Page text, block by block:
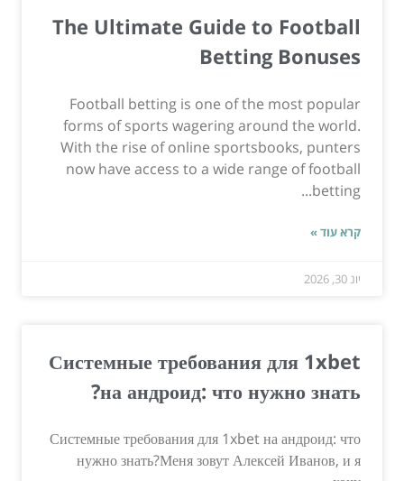
The Ultimate Guide to Football
Betting Bonuses
Football betting is one of the most popular
forms of sports wagering around the world.
With the rise of online sportsbooks, punters
now have access to a wide range of football
betting...
קרא עוד »
יונ 30, 2026
Системные требования для 1xbet
на андроид: что нужно знать?
Системные требования для 1xbet на андроид: что
нужно знать?Меня зовут Алексей Иванов, и я